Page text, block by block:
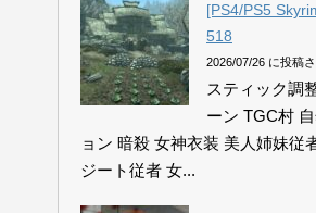
[PS4/PS5
518
2026/07/26 に投稿
スティック調
ーン TGC村
ョン 暗殺 女神衣装 美人姉妹従
ジート従者 女...